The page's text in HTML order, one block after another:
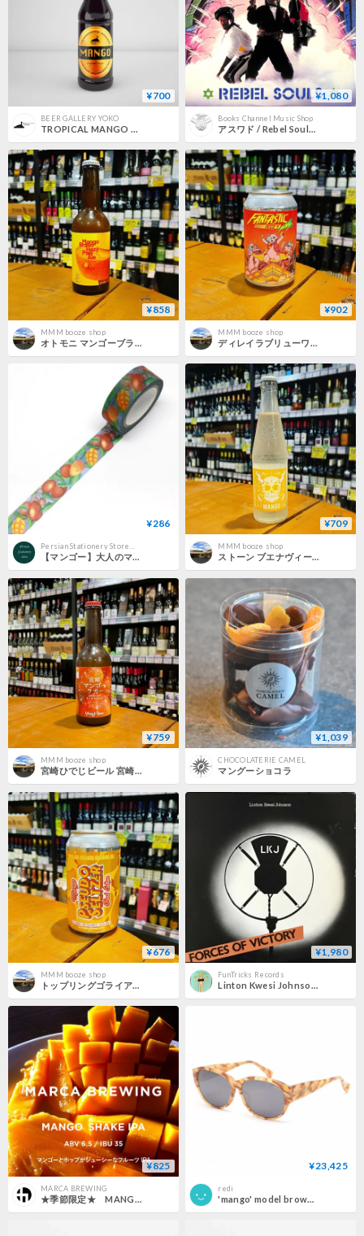
¥700
BEER GALLERY YOKO
¥1,080
Books Channel Music Shop
¥858
MMM booze shop
オトモニ マンゴーブラボー ヘイジー ペールエール ( Otomoni / Mango Bravo Hazy Pale Ale )
¥902
MMM booze shop
ディレイラブリューワークス ファンタスティックネコ4ピーキー マンゴースムージー ( DBW / Fantastic Neco 4 Peaky Mango Smoothie )
¥286
【マンゴー】大人のマスキングテープ SAIEN 彩宴
¥709
MMM booze shop
ストーン ブエナヴィーダ マンゴー ハードセルツァー ( Stone Brewing / Buenavida Mango Hard Seltzer )
¥759
MMM booze shop
宮崎ひでじビール 宮崎マンゴーラガー ( Miyazaki Hideji Beer / Miyazaki Mango Lager )
¥1,039
CHOCOLATERIE CAMEL
マングーショコラ
¥676
MMM booze shop
トップリングゴライアス スードーセルツァー マンゴー ( Toppling goliath / Pseudo Seltzer Mango )
¥1,980
FunTricks Records
Linton Kwesi Johnson - Forces Of Victory [LP][Mango]
¥825
MARCA BREWING
★季節限定★ MANGO SHAKE IPA マンゴーシェイクアイピーエー
¥23,425
redi
'mango' model brown white frame/silver mirror lens